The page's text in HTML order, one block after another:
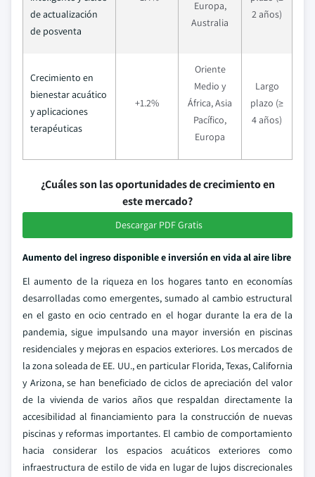
de actualización
de posventa
Europa,
Australia
2 años)
Crecimiento en
bienestar acuático
y aplicaciones
terapéuticas
+1.2%
Oriente
Medio y
África, Asia
Pacífico,
Europa
Largo
plazo (≥
4 años)
¿Cuáles son las oportunidades de crecimiento en
este mercado?
Descargar PDF Gratis
Aumento del ingreso disponible e inversión en vida al aire libre
El aumento de la riqueza en los hogares tanto en economías
desarrolladas como emergentes, sumado al cambio estructural
en el gasto en ocio centrado en el hogar durante la era de la
pandemia, sigue impulsando una mayor inversión en piscinas
residenciales y mejoras en espacios exteriores. Los mercados de
la zona soleada de EE. UU., en particular Florida, Texas, California
y Arizona, se han beneficiado de ciclos de apreciación del valor
de la vivienda de varios años que respaldan directamente la
accesibilidad al financiamiento para la construcción de nuevas
piscinas y reformas importantes. El cambio de comportamiento
hacia considerar los espacios acuáticos exteriores como
infraestructura de estilo de vida en lugar de lujos discrecionales